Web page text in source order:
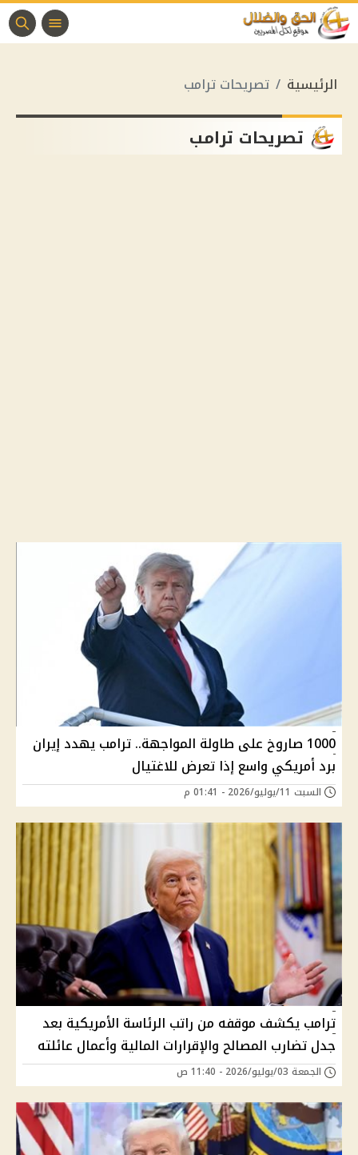
الرئيسية تصريحات ترامب
تصريحات ترامب
1000 صاروخ على طاولة المواجهة.. ترامب يهدد إيران
برد أمريكي واسع إذا تعرض للاغتيال
السبت 11/يوليو/2026 - 01:41 م
ترامب يكشف موقفه من راتب الرئاسة الأمريكية بعد
جدل تضارب المصالح والإقرارات المالية وأعمال عائلته
الجمعة 03/يوليو/2026 - 11:40 ص